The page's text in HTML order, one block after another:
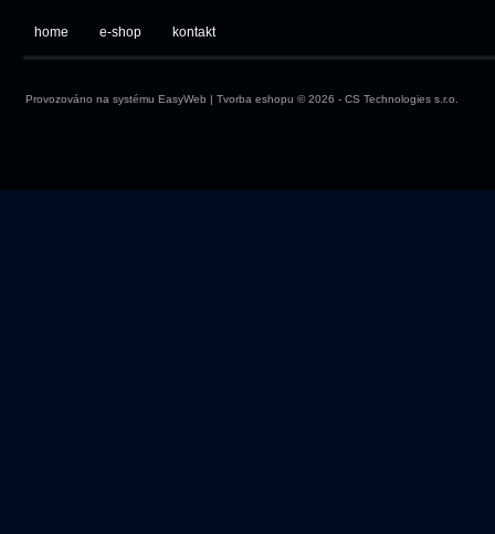
home e-shop kontakt
Provozováno na systému EasyWeb | Tvorba eshopu © 2026 - CS Technologies s.r.o.